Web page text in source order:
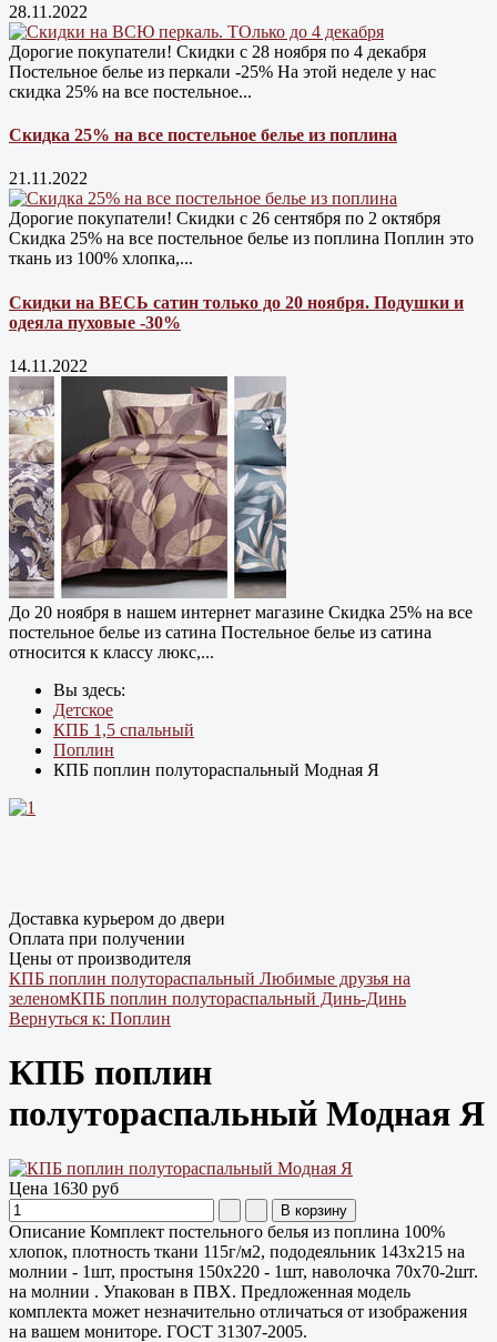
28.11.2022
Дорогие покупатели! Скидки с 28 ноября по 4 декабря
Постельное белье из перкали -25% На этой неделе у нас
скидка 25% на все постельное...
Скидка 25% на все постельное белье из поплина
21.11.2022
Дорогие покупатели! Скидки с 26 сентября по 2 октября
Скидка 25% на все постельное белье из поплина Поплин это
ткань из 100% хлопка,...
Скидки на ВЕСЬ сатин только до 20 ноября. Подушки и
одеяла пуховые -30%
14.11.2022
До 20 ноября в нашем интернет магазине Cкидка 25% на все
постельное белье из сатина Постельное белье из сатина
относится к классу люкс,...
Вы здесь:
Детское
КПБ 1,5 спальный
Поплин
КПБ поплин полутораспальный Модная Я
Доставка курьером до двери
Оплата при получении
Цены от производителя
КПБ поплин полутораспальный Любимые друзья на
зеленомКПБ поплин полутораспальный Динь-Динь
Вернуться к: Поплин
КПБ поплин
полутораспальный Модная Я
Цена 1630 руб
Описание Комплект постельного белья из поплина 100%
хлопок, плотность ткани 115г/м2, пододеяльник 143х215 на
молнии - 1шт, простыня 150х220 - 1шт, наволочка 70х70-2шт.
на молнии . Упакован в ПВХ. Предложенная модель
комплекта может незначительно отличаться от изображения
на вашем мониторе. ГОСТ 31307-2005.